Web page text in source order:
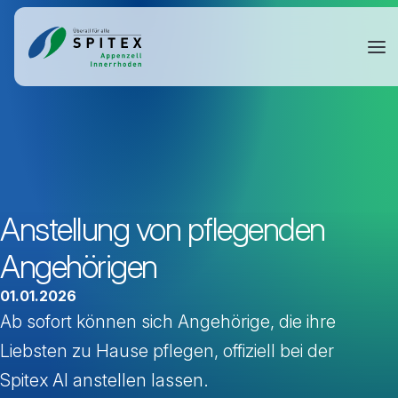
Anstellung von pflegenden
Angehörigen
01.01.2026
Ab sofort können sich Angehörige, die ihre
Liebsten zu Hause pflegen, offiziell bei der
Spitex AI anstellen lassen.